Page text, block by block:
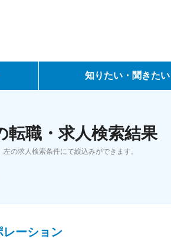
知りたい・聞きたい
データで見る転職
転職・求人検索結果
の求人検索条件にて絞込みができます。
ーション